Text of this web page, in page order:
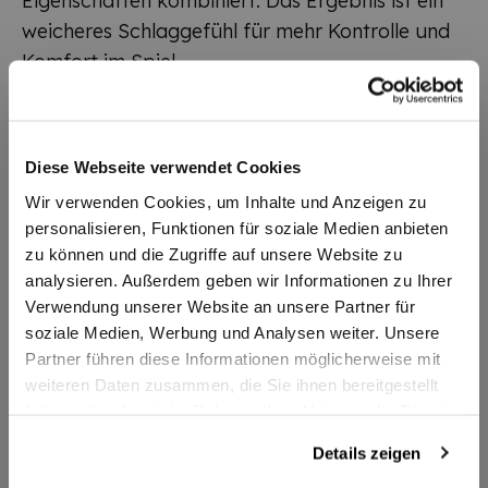
Diese Webseite verwendet Cookies
Wir verwenden Cookies, um Inhalte und Anzeigen zu
personalisieren, Funktionen für soziale Medien anbieten
zu können und die Zugriffe auf unsere Website zu
analysieren. Außerdem geben wir Informationen zu Ihrer
Verwendung unserer Website an unsere Partner für
soziale Medien, Werbung und Analysen weiter. Unsere
Partner führen diese Informationen möglicherweise mit
weiteren Daten zusammen, die Sie ihnen bereitgestellt
Details zeigen
weicheres Schlaggefühl für mehr Kontrolle und
Komfort im Spiel.
Mit erweitertem SONIC FLARE SYSTEM. Dabei
ermöglichen.
Der von Toray Industries Inc. entwickelte
TORAYCA M40X Carbongraphit Werkstoff
erzeugt in Verbindung mit dem SUPER High
Modulus Graphit eine außergewöhnliche Power
für eine maximale Ballbeschleunigung.
Der breite Profilrahmen der Nanoflare-Serie
verringert unerwünschte Verformungen für